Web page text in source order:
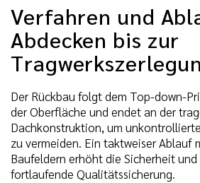
Verfahren und
Abdecken bis zur
Der Rückbau folgt dem Top-down-
der Oberfläche und endet an der
Dachkonstruktion, um
zu vermeiden. Ein taktweiser Ablauf
Baufeldern erhöht die Sicherheit
fortlaufende Qualitätssicherung.